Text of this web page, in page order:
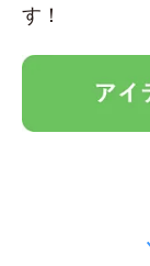
す！